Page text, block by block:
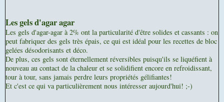
Les gels d'agar agar
Les gels d'agar-agar à 2% ont la particularité d'être solides et cassants : on
peut fabriquer des gels très épais, ce qui est idéal pour les recettes de bloc
gelées désodorisants et déco.
De plus, ces gels sont éternellement réversibles puisqu'ils se liquéfient à
nouveau au contact de la chaleur et se solidifient encore en refroidissant,
tour à tour, sans jamais perdre leurs propriétés gélifiantes!
Et c'est ce qui va particulièrement nous intéresser aujourd'hui! ;-)